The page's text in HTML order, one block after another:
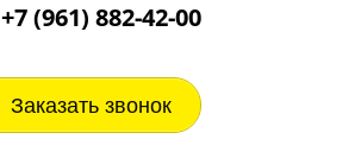
+7(961) 882-42-00
Заказать звонок